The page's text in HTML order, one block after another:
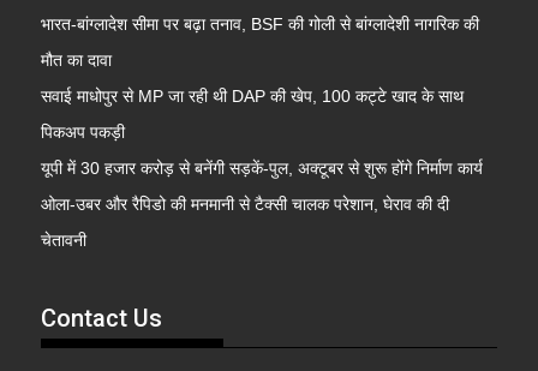
भारत-बांग्लादेश सीमा पर बढ़ा तनाव, BSF की गोली से बांग्लादेशी नागरिक की
मौत का दावा
सवाई माधोपुर से MP जा रही थी DAP की खेप, 100 कट्टे खाद के साथ
पिकअप पकड़ी
यूपी में 30 हजार करोड़ से बनेंगी सड़कें-पुल, अक्टूबर से शुरू होंगे निर्माण कार्य
ओला-उबर और रैपिडो की मनमानी से टैक्सी चालक परेशान, घेराव की दी
चेतावनी
Contact Us